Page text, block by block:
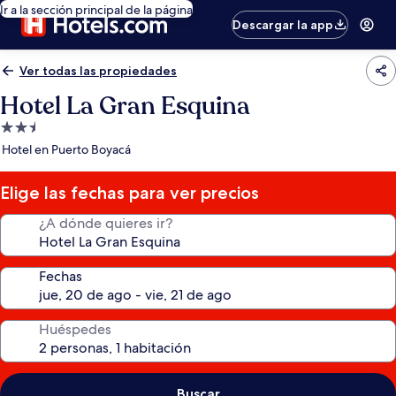
Ir a la sección principal de la página
Descargar la app
Ver todas las propiedades
Hotel La Gran Esquina
Propiedad
de
estrellas
Hotel en Puerto Boyacá
Elige las fechas para ver precios
¿A dónde quieres ir?
Fechas
Huéspedes